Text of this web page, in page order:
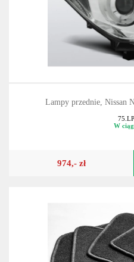
Lampy przednie, Nissan
W
974,- zł